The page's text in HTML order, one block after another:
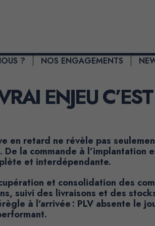
? NOS ENGAGEMENTS​
ENJEU
en retard ne révèle pas
la commande à l’implantation
et interdépendante.
et consolidation des
suivi des livraisons et des
à l’arrivée : PLV absente le